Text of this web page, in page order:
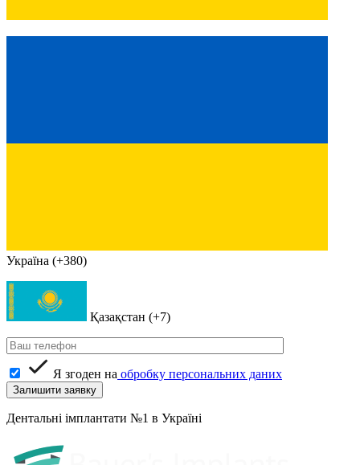
Україна (+380)
Қазақстан (+7)
Я згоден на обробку персональних даних
Дентальні імплантати №1 в Україні